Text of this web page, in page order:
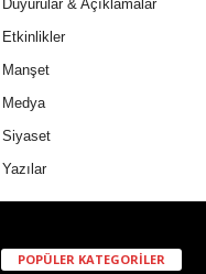
Duyurular & Açıklamalar
Etkinlikler
Manşet
Medya
Siyaset
Yazılar
POPÜLER KATEGORİLER